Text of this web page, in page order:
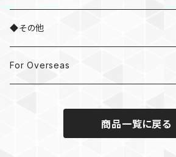
・ブレスレット
・ネクタイピン
◆その他
・ドラムスティック
For Overseas
商品一覧に戻る